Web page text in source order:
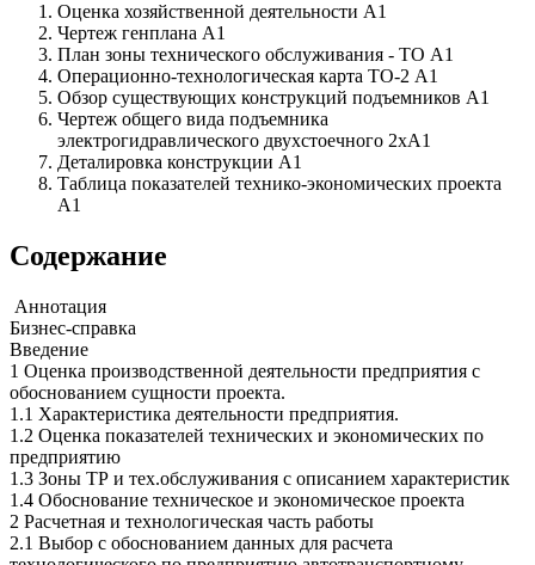
Оценка хозяйственной деятельности А1
Чертеж генплана А1
План зоны технического обслуживания - ТО А1
Операционно-технологическая карта ТО-2 А1
Обзор существующих конструкций подъемников А1
Чертеж общего вида подъемника
электрогидравлического двухстоечного 2хА1
Деталировка конструкции А1
Таблица показателей технико-экономических проекта
А1
Содержание
Аннотация
Бизнес-справка
Введение
1 Оценка производственной деятельности предприятия с
обоснованием сущности проекта.
1.1 Характеристика деятельности предприятия.
1.2 Оценка показателей технических и экономических по
предприятию
1.3 Зоны ТР и тех.обслуживания с описанием характеристик
1.4 Обоснование техническое и экономическое проекта
2 Расчетная и технологическая часть работы
2.1 Выбор с обоснованием данных для расчета